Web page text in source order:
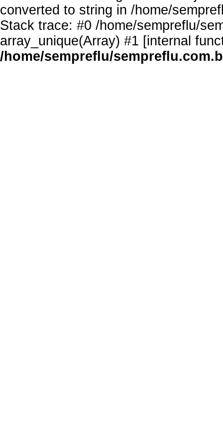
converted to string in /home/
Stack trace: #0 /home/sempreflu/
array_unique(Array) #1 [internal
/home/sempreflu/